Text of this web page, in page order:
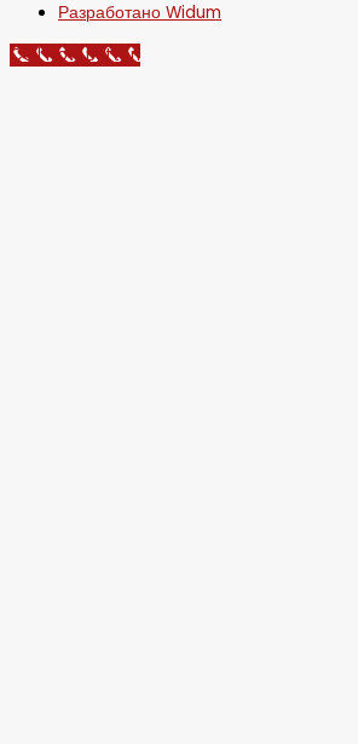
Разработано Widum
Call Now Button